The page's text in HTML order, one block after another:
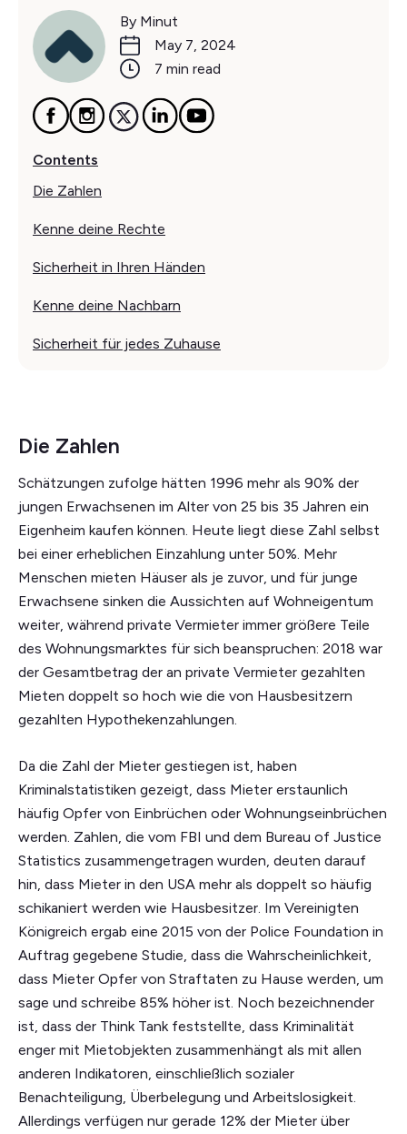
By Minut
May 7, 2024
7 min read
Contents
Die Zahlen
Kenne deine Rechte
Sicherheit in Ihren Händen
Kenne deine Nachbarn
Sicherheit für jedes Zuhause
Die Zahlen
Schätzungen zufolge hätten 1996 mehr als 90% der
jungen Erwachsenen im Alter von 25 bis 35 Jahren ein
Eigenheim kaufen können. Heute liegt diese Zahl selbst
bei einer erheblichen Einzahlung unter 50%. Mehr
Menschen mieten Häuser als je zuvor, und für junge
Erwachsene sinken die Aussichten auf Wohneigentum
weiter, während private Vermieter immer größere Teile
des Wohnungsmarktes für sich beanspruchen: 2018 war
der Gesamtbetrag der an private Vermieter gezahlten
Mieten doppelt so hoch wie die von Hausbesitzern
gezahlten Hypothekenzahlungen.
Da die Zahl der Mieter gestiegen ist, haben
Kriminalstatistiken gezeigt, dass Mieter erstaunlich
häufig Opfer von Einbrüchen oder Wohnungseinbrüchen
werden. Zahlen, die vom FBI und dem Bureau of Justice
Statistics zusammengetragen wurden, deuten darauf
hin, dass Mieter in den USA mehr als doppelt so häufig
schikaniert werden wie Hausbesitzer. Im Vereinigten
Königreich ergab eine 2015 von der Police Foundation in
Auftrag gegebene Studie, dass die Wahrscheinlichkeit,
dass Mieter Opfer von Straftaten zu Hause werden, um
sage und schreibe 85% höher ist. Noch bezeichnender
ist, dass der Think Tank feststellte, dass Kriminalität
enger mit Mietobjekten zusammenhängt als mit allen
anderen Indikatoren, einschließlich sozialer
Benachteiligung, Überbelegung und Arbeitslosigkeit.
Allerdings verfügen nur gerade 12% der Mieter über